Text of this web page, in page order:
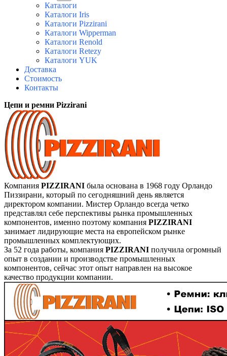
Каталоги
Каталоги Iris
Каталоги Pizzirani
Каталоги Wipperman
Каталоги Renold
Каталоги Retezy
Каталоги YUK
Доставка
Стоимость
Контакты
Цепи и ремни Pizzirani
Компания PIZZIRANI была основана в 1968 году Орландо
Пиззирани, который по сегодняшний день является
директором компании. Мистер Орландо всегда четко
представлял себе перспективы рынка промышленных
компонентов, именно поэтому компания PIZZIRANI
занимает лидирующие места на европейском рынке
промышленных комплектующих.
За 52 года работы, компания PIZZIRANI получила огромный
опыт в создании и производстве промышленных
компонентов, сейчас этот опыт направлен на высокое
качество продукции компании.